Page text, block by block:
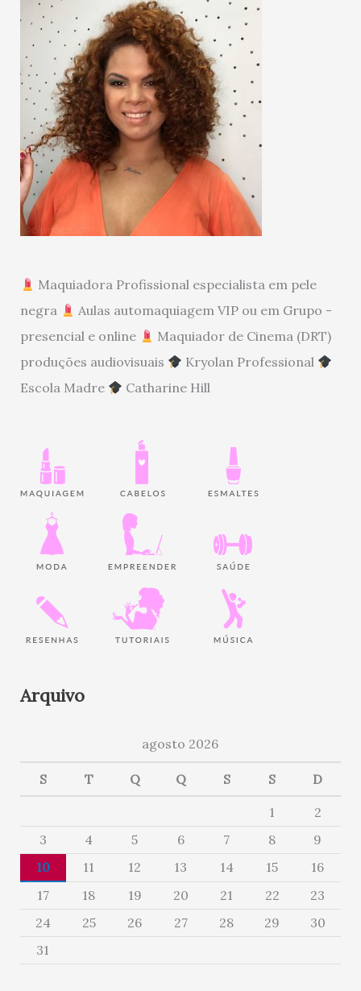
Maquiadora Profissional especialista em pele
negra
Aulas automaquiagem VIP ou em Grupo -
presencial e online
Maquiador de Cinema (DRT)
produções audiovisuais
Kryolan Professional
Escola Madre
Catharine Hill
Arquivo
agosto 2026
S T Q Q S S D
1
2
3
4 5 6 7 8
9
10
11 12 13 14 15
16
17
18 19 20 21 22
23
24
25 26 27 28 29
30
31